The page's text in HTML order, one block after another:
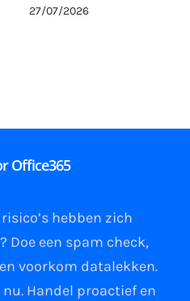
27/07/2026
Office365
hebben zich
? Doe een spam check,
voorkom datalekken.
Handel proactief en